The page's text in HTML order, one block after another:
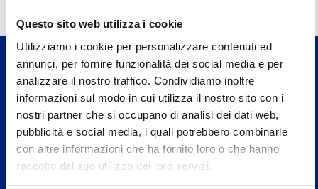
Questo sito web utilizza i cookie
Utilizziamo i cookie per personalizzare contenuti ed
annunci, per fornire funzionalità dei social media e per
analizzare il nostro traffico. Condividiamo inoltre
informazioni sul modo in cui utilizza il nostro sito con i
nostri partner che si occupano di analisi dei dati web,
pubblicità e social media, i quali potrebbero combinarle
con altre informazioni che ha fornito loro o che hanno
raccolto dal suo utilizzo dei loro servizi.
Carpanelli Motori Elettrici S.p.A. a Socio
Unico
Via 2 Agosto 1980, n.5, 40016 S.Giorgio di Piano